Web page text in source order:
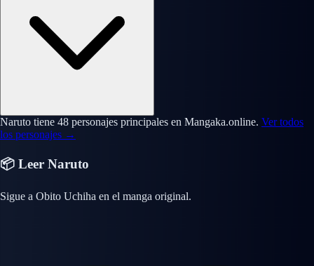
Naruto tiene 48 personajes principales en Mangaka.online. Ver todos
los personajes →
📦 Leer Naruto
Sigue a Obito Uchiha en el manga original.